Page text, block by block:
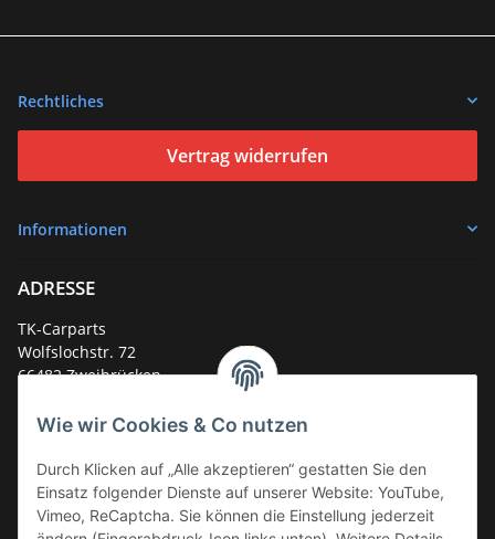
Wie wir Cookies & Co nutzen
Durch Klicken auf „Alle akzeptieren“ gestatten Sie den
Einsatz folgender Dienste auf unserer Website: YouTube,
Vimeo, ReCaptcha. Sie können die Einstellung jederzeit
Rechtliches
Vertrag widerrufen
Informationen
ADRESSE
TK-Carparts
Wolfslochstr. 72
66482 Zweibrücken
Service-Hotline +49 (0)6332 - 48 58 48
E-Mail:mail@tk-carparts.de
Montag-Donnerstag von 13 bis 16 Uhr